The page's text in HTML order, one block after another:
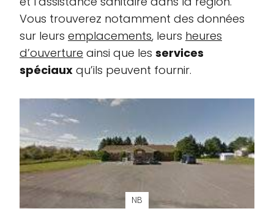
Vous trouverez notamment des données
sur leurs emplacements, leurs heures
d’ouverture ainsi que les services
spéciaux qu’ils peuvent fournir.
NB